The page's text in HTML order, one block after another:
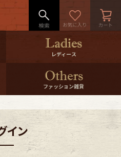
10％Offクーポンプレゼン
ト
クーポンプレゼント
LINE ID連携
マイページ
レディース
ファッション雑貨
イン